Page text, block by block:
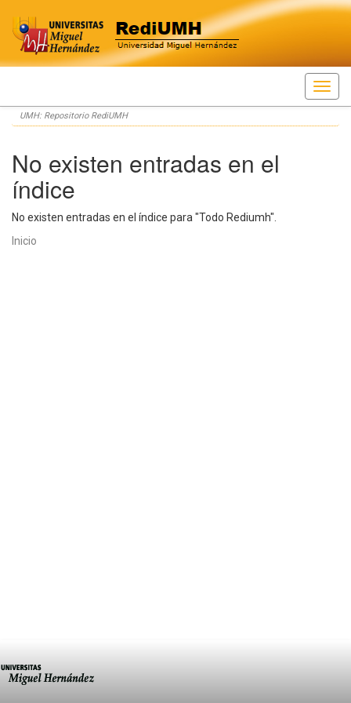
Skip
navigation
UMH: Repositorio RediUMH
No existen entradas en el
índice
No existen entradas en el índice para "Todo Rediumh".
Inicio